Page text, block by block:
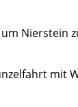
Nierstein
mit